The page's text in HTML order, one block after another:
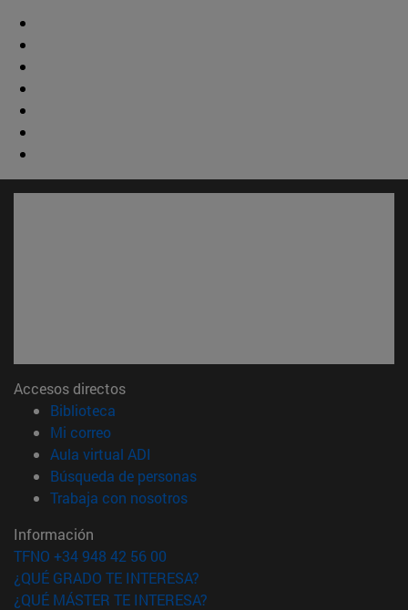
Accesos directos
Biblioteca
Mi correo(abre en nueva ventana)
Aula virtual ADI
Búsqueda de personas(abre en nueva ventana)
Trabaja con nosotros(abre en nueva ventana)
Información
TFNO +34 948 42 56 00
¿QUÉ GRADO TE INTERESA?
¿QUÉ MÁSTER TE INTERESA?